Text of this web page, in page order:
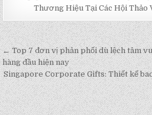
Thương Hiệu Tại Các Hội Thảo
Post
navigation
← Top 7 đơn vị phân phối dù lệch tâm
hàng đầu hiện nay
Singapore Corporate Gifts: Thiết kế